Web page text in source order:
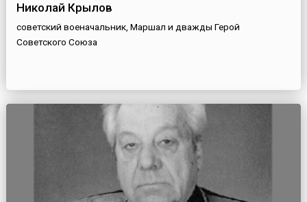
Николай Крылов
советский военачальник, Маршал и дважды Герой
Советского Союза